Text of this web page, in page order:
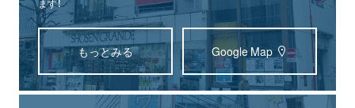
ます！
もっとみる Google Map